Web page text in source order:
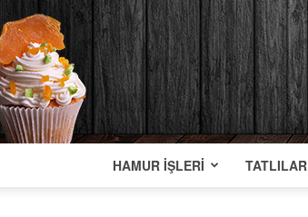
HAMUR İŞLERI TATLILAR